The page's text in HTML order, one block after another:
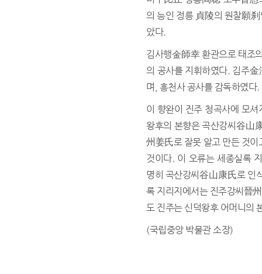
의 능인 정릉 貞陵의 원찰願
았다.
김사행金師幸 환관으로 태조
의 공사를 지휘하였다. 김주
며, 흥천사 공사를 감독하였다.
이 향완이 진주 청곡사에 모
왕후의 본향은 곡산강씨谷山
州姜氏로 잘못 알고 만든 것이
것이다. 이 오류는 세종실록
명히 곡산강씨谷山康氏로 인
록 지리지에서는 진주강씨晉
도 진주는 신덕왕후 어머니의
(국립중앙 박물관 소장)